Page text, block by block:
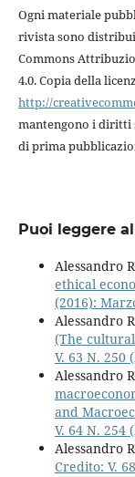
Ogni materiale
rivista sono
Commons
4.0. Copia della
http://
mantengono i diritti
di prima
Puoi leggere
Alessandro
ethical
(2016):
Alessandro
(The
V. 63 N. 250
Alessandro
and
V. 64 N. 254
Alessandro
Credito: V.